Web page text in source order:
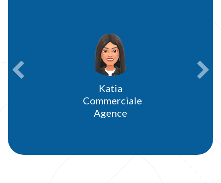
Katia
Commerciale
Agence
Précédent